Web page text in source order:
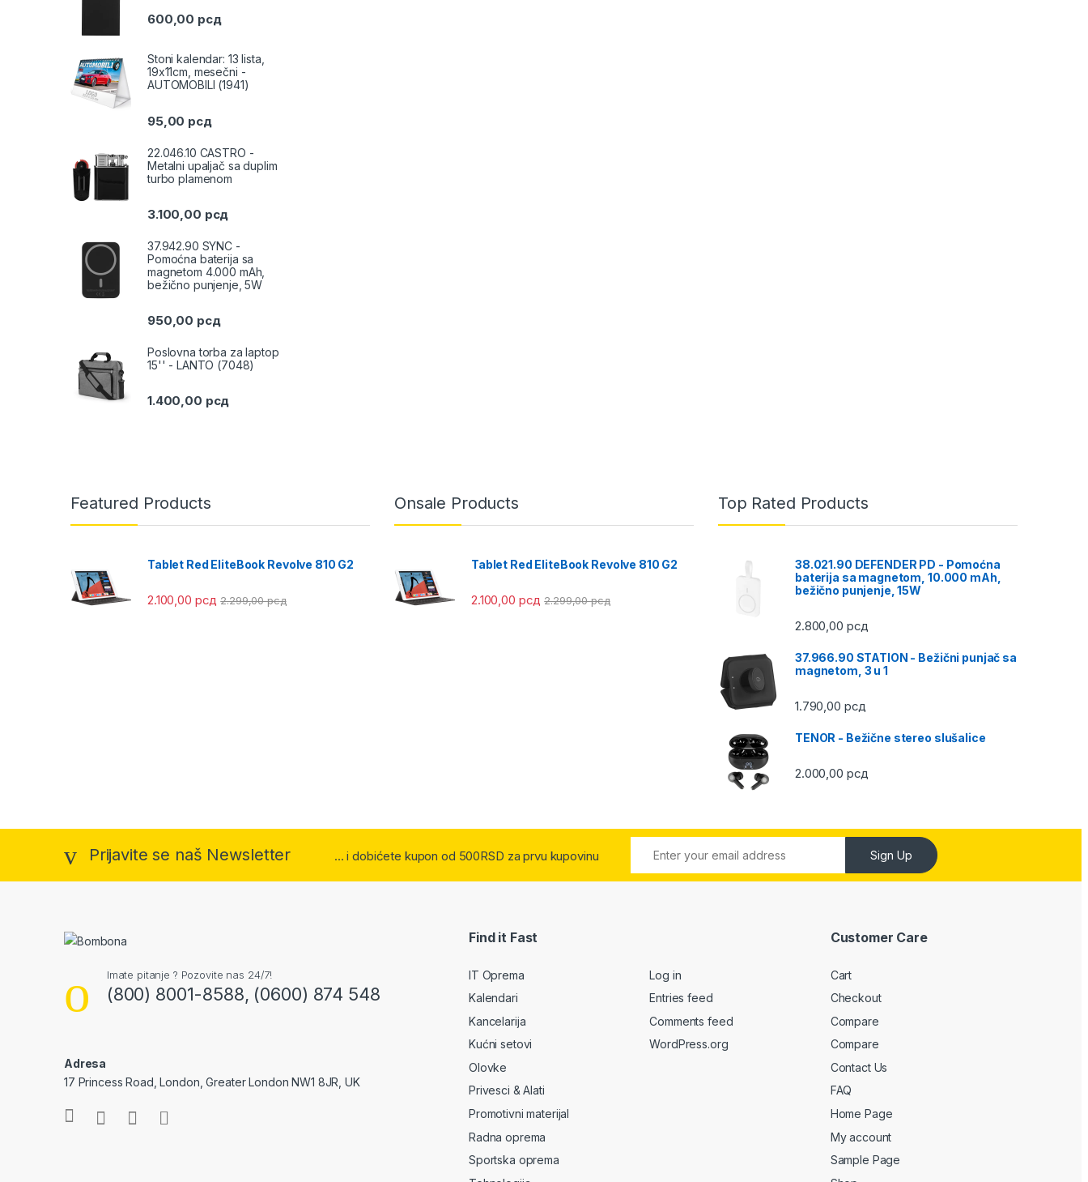
600,00 рсд
Stoni kalendar: 13 lista,
19x11cm, mesečni -
AUTOMOBILI (1941)
95,00 рсд
22.046.10 CASTRO -
Metalni upaljač sa duplim
turbo plamenom
3.100,00 рсд
37.942.90 SYNC -
Pomoćna baterija sa
magnetom 4.000 mAh,
bežično punjenje, 5W
950,00 рсд
Poslovna torba za laptop
15'' - LANTO (7048)
1.400,00 рсд
Featured Products
Tablet Red EliteBook Revolve 810 G2
2.100,00 рсд 2.299,00рсд
Onsale Products
Tablet Red EliteBook Revolve 810 G2
2.100,00 рсд 2.299,00рсд
Top Rated Products
38.021.90 DEFENDER PD - Pomoćna
baterija sa magnetom, 10.000 mAh,
bežično punjenje, 15W
2.800,00 рсд
37.966.90 STATION - Bežični punjač sa
magnetom, 3 u 1
1.790,00 рсд
TENOR - Bežične stereo slušalice
2.000,00 рсд
Prijavite se naš Newsletter ... i dobićete kupon od 500RSD za prvu kupovinu Sign Up
Imate pitanje ? Pozovite nas 24/7!
(800) 8001-8588, (0600) 874 548
Adresa
17 Princess Road, London, Greater London NW1 8JR, UK
Find it Fast
IT Oprema
Kalendari
Kancelarija
Kućni setovi
Olovke
Privesci & Alati
Promotivni materijal
Radna oprema
Sportska oprema
Log in
Entries feed
Comments feed
WordPress.org
Customer Care
Cart
Checkout
Compare
Compare
Contact Us
FAQ
Home Page
My account
Sample Page